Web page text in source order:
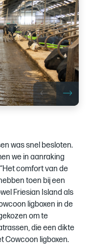
was snel besloten.
we in aanraking
comfort van de
toen bij een
Friesian Island als
ligboxen in de
om te
die een dikte
Cowcoon ligboxen.